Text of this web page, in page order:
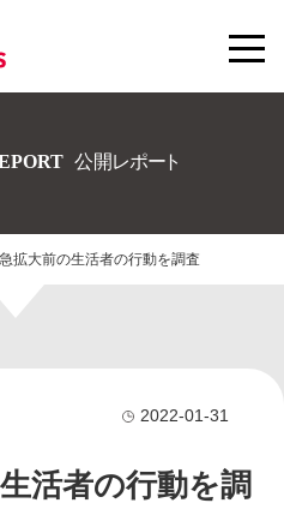
拡大前の生活者の行動を調査
2022-01-31
活者の行動を調